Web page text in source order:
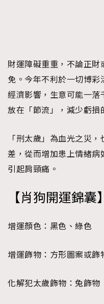
財運障礙重重，不論正財
免。今年不利於一切博彩
經濟影響，生意可能一
放在「節流」，減少虧損
「刑太歲」為血光之災
差，從而增加患上情緒
引起肩頸痛。
【肖狗開運錦囊】
增運顏色：黑色、綠色
增運飾物：方形圖案或飾
化解犯太歲飾物：兔飾物